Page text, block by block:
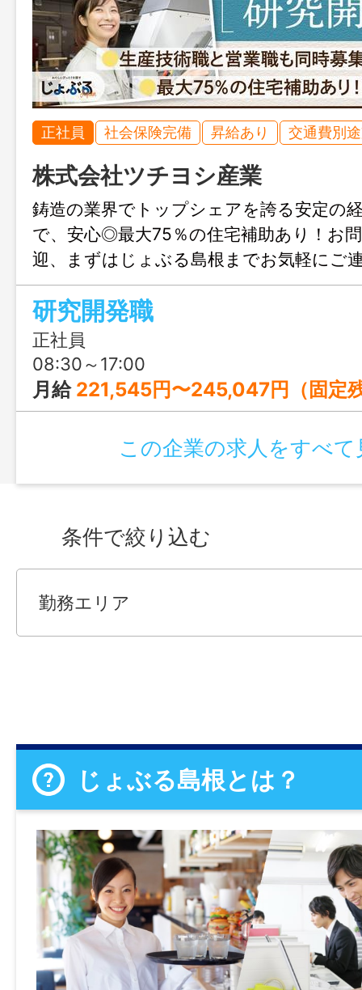
正社員 社会保険完備 昇給あり 交通費別
株式会社ツチヨシ産業
鋳造の業界でトップシェアを誇る安定の
で、安心◎最大75％の住宅補助あり！お
迎、まずはじょぶる島根までお気軽にご
研究開発職
正社員
08:30～17:00
月給 221,545円〜245,047円（固定残業手当を含む） ※
この企業の求人をすべて
条件で絞り込む
勤務エリア
じょぶる島根とは？